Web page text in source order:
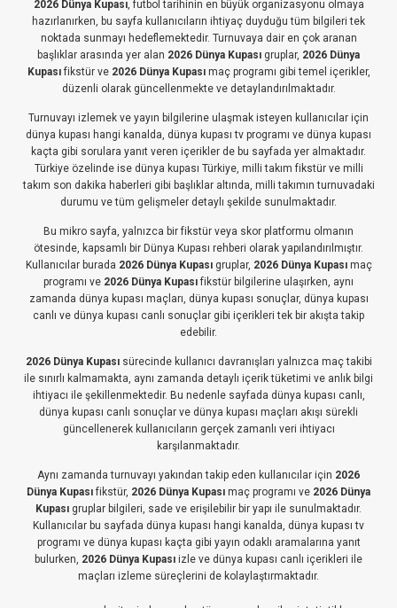
2026 Dünya Kupası, futbol tarihinin en büyük organizasyonu olmaya
hazırlanırken, bu sayfa kullanıcıların ihtiyaç duyduğu tüm bilgileri tek
noktada sunmayı hedeflemektedir. Turnuvaya dair en çok aranan
başlıklar arasında yer alan 2026 Dünya Kupası gruplar, 2026 Dünya
Kupasıfikstür ve 2026 Dünya Kupasımaç programı gibi temel içerikler,
düzenli olarak güncellenmekte ve detaylandırılmaktadır.
Turnuvayı izlemek ve yayın bilgilerine ulaşmak isteyen kullanıcılar için
dünya kupası hangi kanalda, dünya kupası tv programı ve dünya kupası
kaçta gibi sorulara yanıt veren içerikler de bu sayfada yer almaktadır.
Türkiye özelinde ise dünya kupası Türkiye, milli takım fikstür ve milli
takım son dakika haberleri gibi başlıklar altında, milli takımın turnuvadaki
durumu ve tüm gelişmeler detaylı şekilde sunulmaktadır.
Bu mikro sayfa, yalnızca bir fikstür veya skor platformu olmanın
ötesinde, kapsamlı bir Dünya Kupası rehberi olarak yapılandırılmıştır.
Kullanıcılar burada 2026 Dünya Kupasıgruplar, 2026 Dünya Kupasımaç
programı ve 2026 Dünya Kupasıfikstür bilgilerine ulaşırken, aynı
zamanda dünya kupası maçları, dünya kupası sonuçlar, dünya kupası
canlı ve dünya kupası canlı sonuçlar gibi içerikleri tek bir akışta takip
edebilir.
2026 Dünya Kupasısürecinde kullanıcı davranışları yalnızca maç takibi
ile sınırlı kalmamakta, aynı zamanda detaylı içerik tüketimi ve anlık bilgi
ihtiyacı ile şekillenmektedir. Bu nedenle sayfada dünya kupası canlı,
dünya kupası canlı sonuçlar ve dünya kupası maçları akışı sürekli
güncellenerek kullanıcıların gerçek zamanlı veri ihtiyacı
karşılanmaktadır.
Aynı zamanda turnuvayı yakından takip eden kullanıcılar için 2026
Dünya Kupasıfikstür, 2026 Dünya Kupası maç programı ve 2026 Dünya
Kupası gruplar bilgileri, sade ve erişilebilir bir yapı ile sunulmaktadır.
Kullanıcılar bu sayfada dünya kupası hangi kanalda, dünya kupası tv
programı ve dünya kupası kaçta gibi yayın odaklı aramalarına yanıt
bulurken, 2026 Dünya Kupası izle ve dünya kupası canlı içerikleri ile
maçları izleme süreçlerini de kolaylaştırmaktadır.